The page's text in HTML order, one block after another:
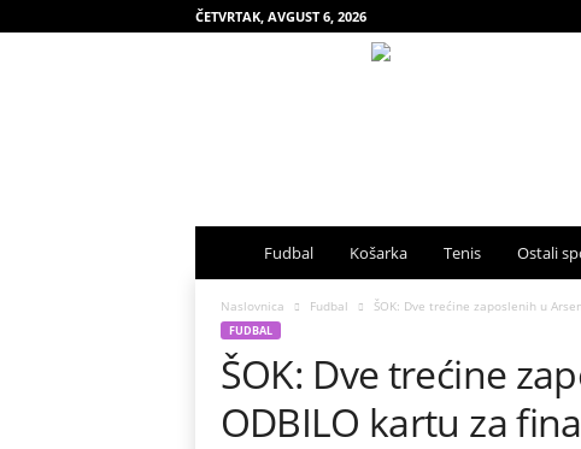
ČETVRTAK, AVGUST 6, 2026
p
o
r
Fudbal Košarka Tenis Ostali
Naslovnica Fudbal ŠOK: Dve trećine zaposlenih u
FUDBAL
ŠOK: Dve trećine
ODBILO kartu za